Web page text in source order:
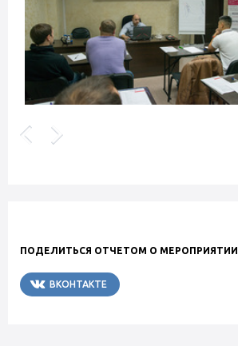
ПОДЕЛИТЬСЯ ОТЧЕТОМ О МЕРОПРИЯТИИ
ВКОНТАКТЕ